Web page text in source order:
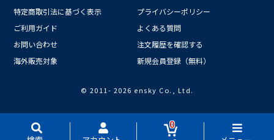
0
特定商取引法に基づく表示
プライバシーポリシー
ご利用ガイド
よくある質問
お問い合わせ
注文履歴を確認する
海外販売対象
新規会員登録（無料）
© 2011- 2026 ensky Co., Ltd.